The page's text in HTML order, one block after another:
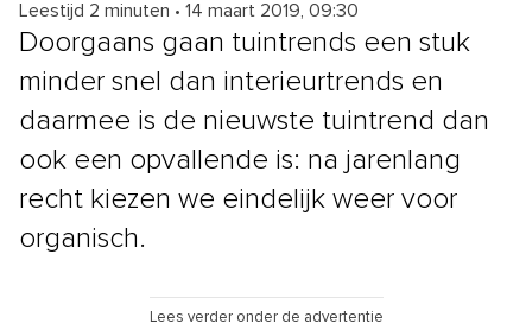
Leestijd 2 minuten • 14 maart 2019, 09:30
Doorgaans gaan tuintrends een stuk
minder snel dan interieurtrends en
daarmee is de nieuwste tuintrend dan
ook een opvallende is: na jarenlang
recht kiezen we eindelijk weer voor
organisch.
Lees verder onder de advertentie